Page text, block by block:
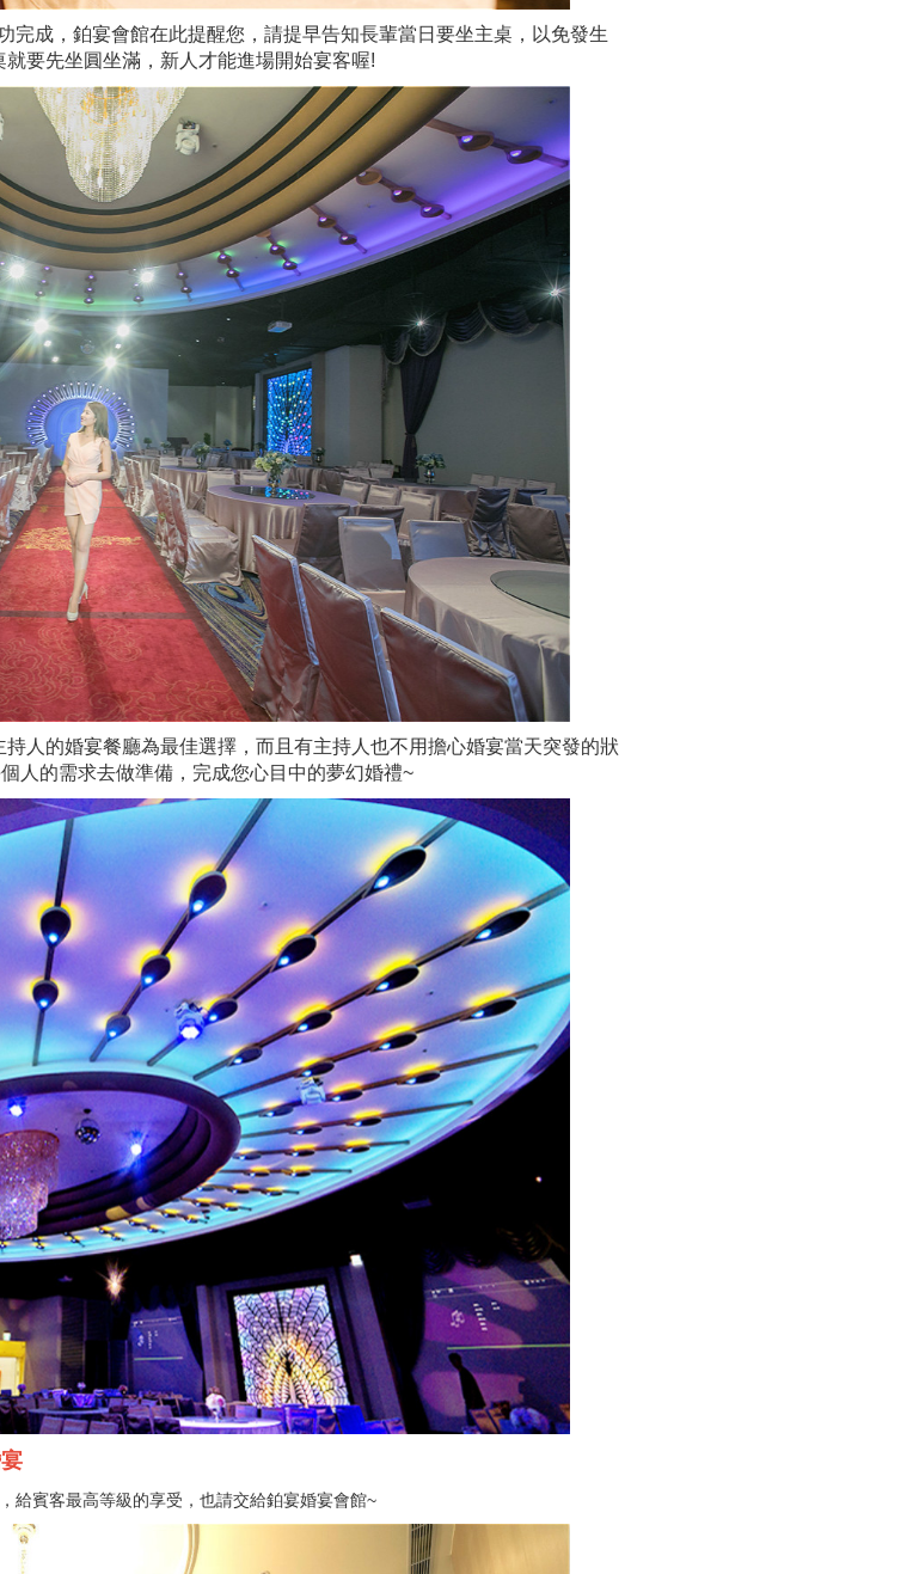
完成，鉑宴會館在此提醒您，請提早告知長輩當日要坐主桌，以免發生
要先坐圓坐滿，新人才能進場開始宴客喔!
人的婚宴餐廳為最佳選擇，而且有主持人也不用擔心婚宴當天突發的狀
人的需求去做準備，完成您心目中的夢幻婚禮~
給賓客最高等級的享受，也請交給鉑宴婚宴會館~